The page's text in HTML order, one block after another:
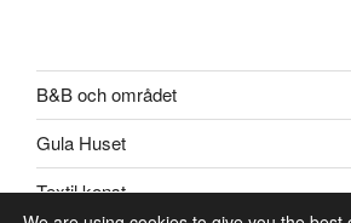
B&B och området
Gula Huset
Textil konst